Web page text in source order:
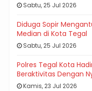
Sabtu, 25 Jul 2026
Diduga Sopir
Median di Kota Tegal
Sabtu, 25 Jul 2026
Polres Tegal Kota
Beraktivitas Dengan
Kamis, 23 Jul 2026